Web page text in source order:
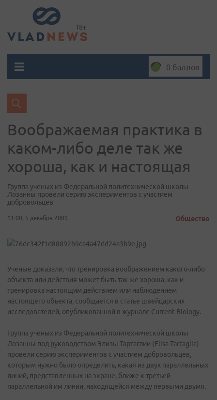
0 баллов
Воображаемая практика в
каком-либо деле так же
хороша, как и настоящая
Группа ученых из Федеральной политехнической школы
Лозанны провели серию экспериментов с участием
добровольцев
11:00, 5 декабря 2009 Общество
Ученые доказали, что тренировка воображением какого-либо
объекта или действия может быть так же хороша, как и
тренировка настоящим действием или наблюдением
настоящего объекта, сообщается в статье швейцарских
исследователей, опубликованной в журнале Current Biology.
Группа ученых из Федеральной политехнической школы
Лозанны под руководством Элизы Тартаглии (Elisa Tartaglia)
провели серию экспериментов с участием добровольцев,
которым нужно было определить, какая из двух параллельных
линий, представленных на экране, ближе к третьей
параллельной им линии, находящейся между первыми двумя.